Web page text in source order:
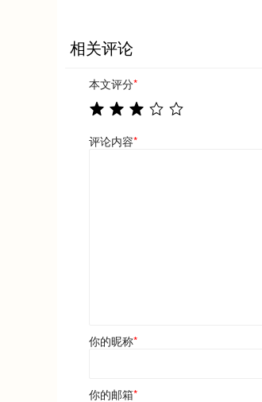
相关评论
本文评分*
评论内容*
你的昵称*
你的邮箱*